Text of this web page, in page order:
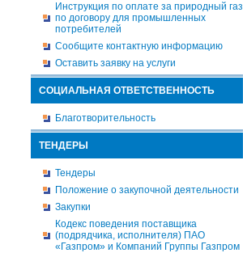
Инструкция по оплате за природный газ
по договору для промышленных
потребителей
Сообщите контактную информацию
Оставить заявку на услуги
СОЦИАЛЬНАЯ ОТВЕТСТВЕННОСТЬ
Благотворительность
ТЕНДЕРЫ
Тендеры
Положение о закупочной деятельности
Закупки
Кодекс поведения поставщика
(подрядчика, исполнителя) ПАО
«Газпром» и Компаний Группы Газпром